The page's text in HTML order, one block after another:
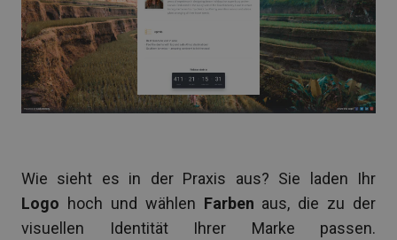
Wie sieht es in der Praxis aus? Sie laden Ihr
Logo hoch und wählen Farben aus, die zu der
visuellen Identität Ihrer Marke passen.